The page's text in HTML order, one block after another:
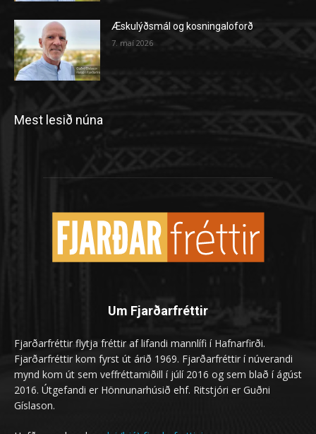
Æskulýðsmál og kosningaloforð
7. maí 2026
Mest lesið núna
Um Fjarðarfréttir
Fjarðarfréttir flytja fréttir af lifandi mannlífi í Hafnarfirði.
Fjarðarfréttir kom fyrst út árið 1969. Fjarðarfréttir í núverandi
mynd kom út sem veffréttamiðill í júlí 2016 og sem blað í ágúst
2016. Útgefandi er Hönnunarhúsið ehf. Ritstjóri er Guðni
Gíslason.